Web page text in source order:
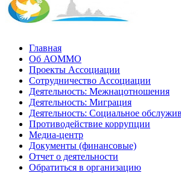
Главная
Об АОММО
Проекты Ассоциации
Сотрудничество Ассоциации
Деятельность: Межнацотношения
Деятельность: Миграция
Деятельность: Социальное
Противодействие коррупции
Медиа-центр
Документы (финансовые)
Отчет о деятельности
Обратиться в организацию